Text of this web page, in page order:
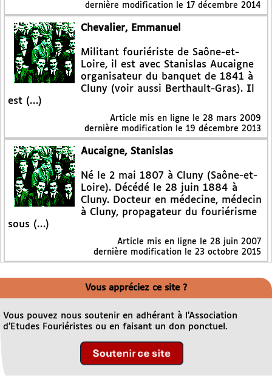
dernière modification le 17 décembre 2014
Chevalier, Emmanuel
Militant fouriériste de Saône-et-
Loire, il est avec Stanislas Aucaigne
organisateur du banquet de 1841 à
Cluny (voir aussi Berthault-Gras). Il
est (…)
Article mis en ligne le 28 mars 2009
dernière modification le 19 décembre 2013
Aucaigne, Stanislas
Né le 2 mai 1807 à Cluny (Saône-et-
Loire). Décédé le 28 juin 1884 à
Cluny. Docteur en médecine, médecin
à Cluny, propagateur du fouriérisme
sous (…)
Article mis en ligne le 28 juin 2007
dernière modification le 23 octobre 2015
Vous appréciez ce site ?
Vous pouvez nous soutenir en adhérant à l’Association
d’Etudes Fouriéristes ou en faisant un don ponctuel.